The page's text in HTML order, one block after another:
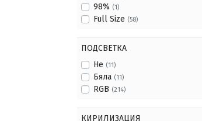
98% (1)
Full Size (58)
ПОДСВЕТКА
Не (11)
Бяла (11)
RGB (214)
КИРИЛИЗАЦИЯ